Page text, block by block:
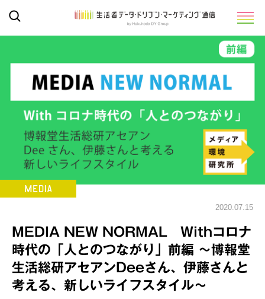
2020.07.15
MEDIA NEW NORMAL Withコロナ
時代の「人とのつながり」前編 ～博報堂
生活総研アセアンDeeさん、伊藤さんと
考える、新しいライフスタイル～